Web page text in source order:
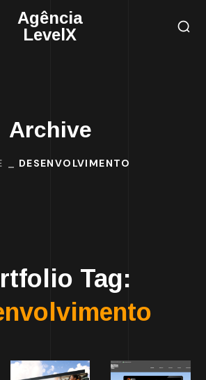
Agência
LevelX
Archive
DESENVOLVIMENTO
Tag: